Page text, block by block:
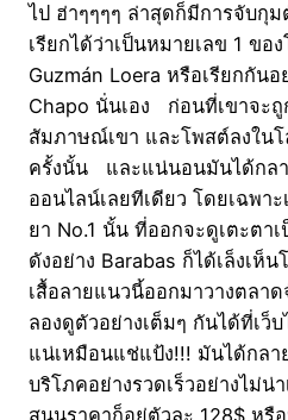
ไป ฮ่าๆๆๆๆ ล่าสุดก็มีการจับกุ
เรียกได้ว่าเป็นหมายเลข 1 ขอ
Guzmán Loera หรือเรียกกัน
Chapo นั่นเอง ก่อนที่เขาจะถู
สัมภาษณ์เขา และโพสต์ลงใน
ครั้งนั้น และแน่นอนมันได้กลา
ออนไลน์เลยทีเดียว โดยเฉพา
ยา No.1 นั้น ที่ออกจะดูเตะต
ดังอย่าง Barabas ก็ได้เล็งเห็
เสื้อลายแนวนี้ออกมาวางตลา
ลองดูตัวอย่างเต็มๆ กันได้ที่เว็
แน่เหมือนแช่แป้ง!!! มันได้กลา
บริโภคอย่างรวดเร็วอย่างไม่น่